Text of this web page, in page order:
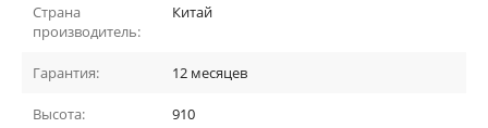
Страна
производитель:
Китай
Гарантия: 12 месяцев
Высота: 910